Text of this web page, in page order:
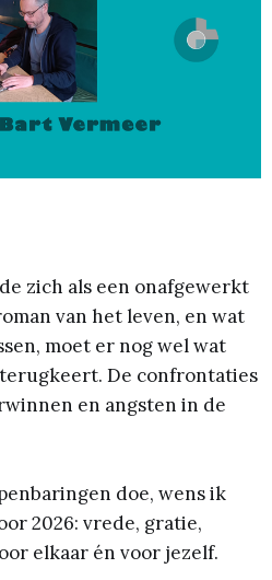
zich als een onafgewerkt
van het leven, en wat
moet er nog wel wat
De confrontaties
en angsten in de
doe, wens ik
2026: vrede, gratie,
elkaar én voor jezelf.